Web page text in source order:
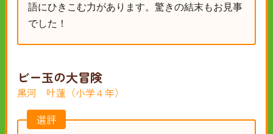
語にひきこむ力があります。驚きの結末もお見事
でした！
ビー玉の大冒険
黒河 叶蓮（小学４年）
選評